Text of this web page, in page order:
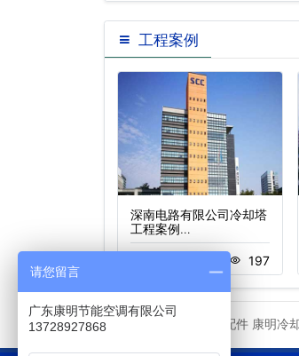
工程案例
深南电路有限公司冷却塔
工程案例…
197
冷却塔配件 康明冷
请您留言
广东康明节能空调有限公司
13728927868